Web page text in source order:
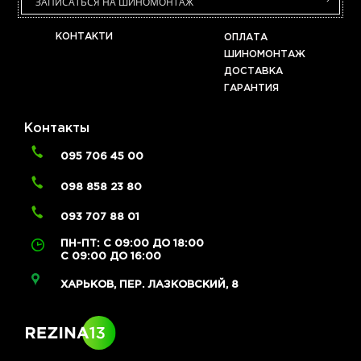
КОНТАКТИ
ОПЛАТА
ШИНОМОНТАЖ
ДОСТАВКА
ГАРАНТИЯ
Контакты
095 706 45 00
098 858 23 80
093 707 88 01
ПН-ПТ: С 09:00 ДО 18:00
С 09:00 ДО 16:00
ХАРЬКОВ, ПЕР. ЛАЗКОВСКИЙ, 8